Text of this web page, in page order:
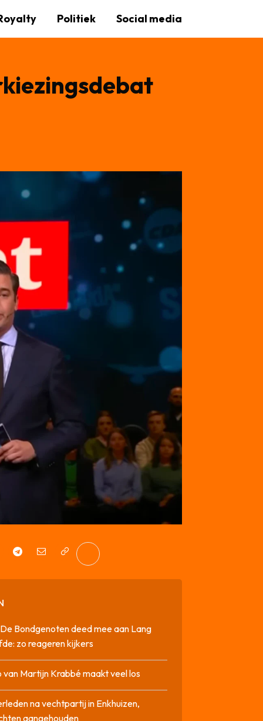
Politiek Social media
Bondgenoten deed mee aan Lang
zo reageren kijkers
van Martijn Krabbé maakt veel los
na vechtpartij in Enkhuizen,
aangehouden